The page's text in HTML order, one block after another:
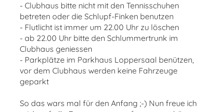
- Clubhaus bitte nicht mit den Tennisschuhen
betreten oder die Schlupf-Finken benutzen
- Flutlicht ist immer um 22.00 Uhr zu löschen
- ab 22.00 Uhr bitte den Schlummertrunk im
Clubhaus geniessen
- Parkplätze im Parkhaus Loppersaal benützen,
vor dem Clubhaus werden keine Fahrzeuge
geparkt
So das wars mal für den Anfang ;-) Nun freue ich